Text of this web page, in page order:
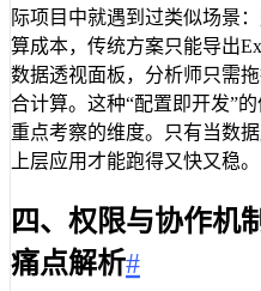
际项目中就遇到过类似场景
算成本，传统方案只能导出
数据透视面板，分析师只需
合计算。这种“配置即开发”
重点考察的维度。只有当数
上层应用才能跑得又快又稳。
四、权限与协作机
痛点解析#